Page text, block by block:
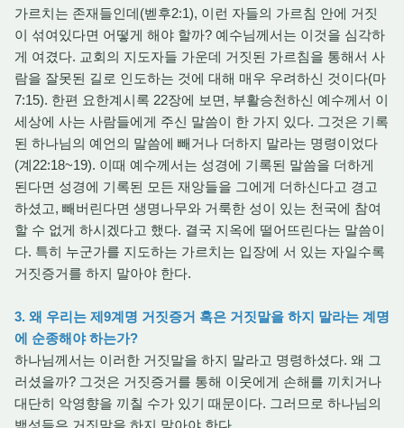
가르치는 존재들인데(벧후2:1), 이런 자들의 가르침 안에 거짓
이 섞여있다면 어떻게 해야 할까? 예수님께서는 이것을 심각하
게 여겼다. 교회의 지도자들 가운데 거짓된 가르침을 통해서 사
람을 잘못된 길로 인도하는 것에 대해 매우 우려하신 것이다(마
7:15). 한편 요한계시록 22장에 보면, 부활승천하신 예수께서 이
세상에 사는 사람들에게 주신 말씀이 한 가지 있다. 그것은 기록
된 하나님의 예언의 말씀에 빼거나 더하지 말라는 명령이었다
(계22:18~19). 이때 예수께서는 성경에 기록된 말씀을 더하게
된다면 성경에 기록된 모든 재앙들을 그에게 더하신다고 경고
하셨고, 빼버린다면 생명나무와 거룩한 성이 있는 천국에 참여
할 수 없게 하시겠다고 했다. 결국 지옥에 떨어뜨린다는 말씀이
다. 특히 누군가를 지도하는 가르치는 입장에 서 있는 자일수록
거짓증거를 하지 말아야 한다.
3. 왜 우리는 제9계명 거짓증거 혹은 거짓말을 하지 말라는 계명
에 순종해야 하는가?
하나님께서는 이러한 거짓말을 하지 말라고 명령하셨다. 왜 그
러셨을까? 그것은 거짓증거를 통해 이웃에게 손해를 끼치거나
대단히 악영향을 끼칠 수가 있기 때문이다. 그러므로 하나님의
백성들은 거짓말을 하지 말아야 한다.